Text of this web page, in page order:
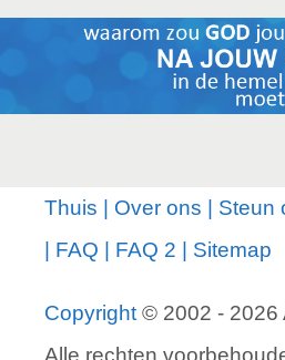
Thuis Over ons
Steun
FAQ FAQ 2 Sitemap
Copyright © 2002 - 2026
Alle rechten